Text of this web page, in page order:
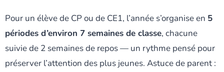
Pour un élève de CP ou de CE1, l’année s’organise en 5
périodes d’environ 7 semaines de classe, chacune
suivie de 2 semaines de repos — un rythme pensé pour
préserver l’attention des plus jeunes. Astuce de parent :